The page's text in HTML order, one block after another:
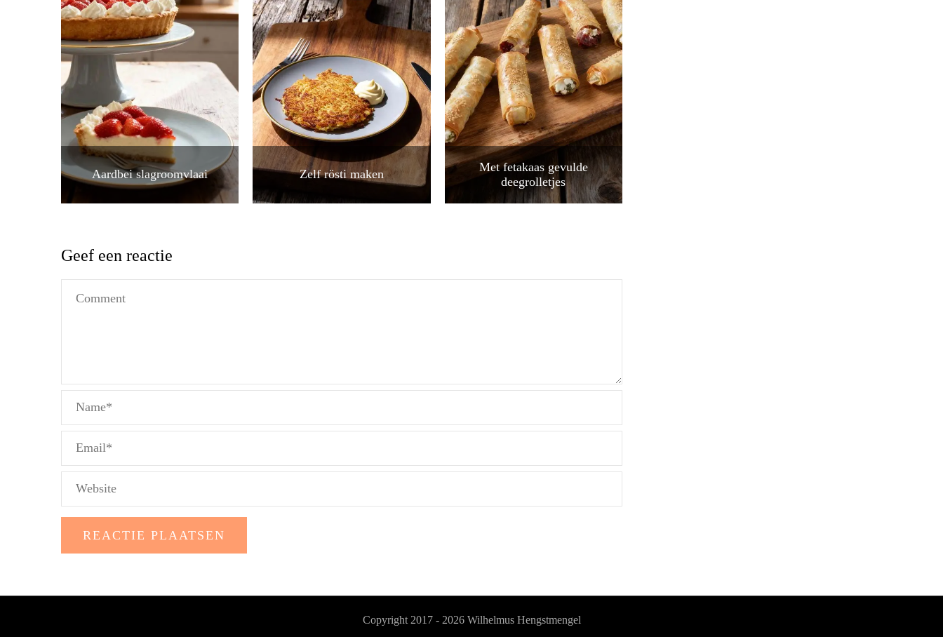
Aardbei slagroomvlaai Zelf rösti maken
Met fetakaas gevulde
deegrolletjes
Geef een reactie
Copyright 2017 - 2026 Wilhelmus Hengstmengel